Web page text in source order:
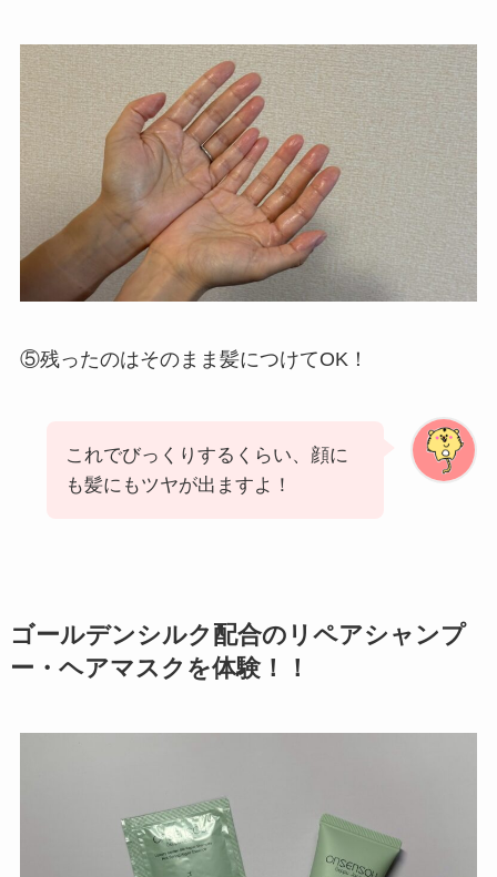
⑤残ったのはそのまま髪につけてOK！
これでびっくりするくらい、顔に
も髪にもツヤが出ますよ！
ゴールデンシルク配合のリペアシャンプ
ー・ヘアマスクを体験！！